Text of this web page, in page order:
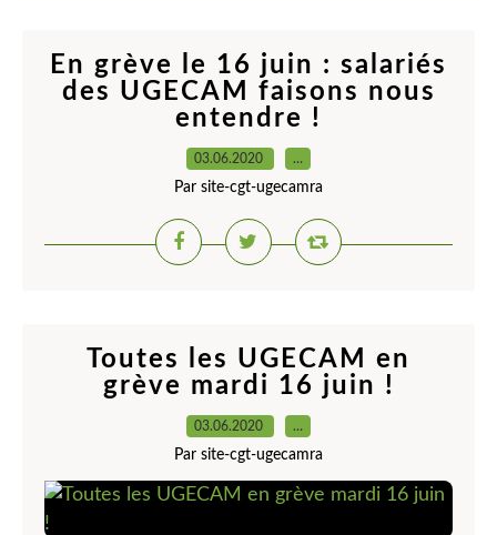
En grève le 16 juin : salariés
des UGECAM faisons nous
entendre !
03.06.2020 …
Par site-cgt-ugecamra
Toutes les UGECAM en
grève mardi 16 juin !
03.06.2020 …
Par site-cgt-ugecamra